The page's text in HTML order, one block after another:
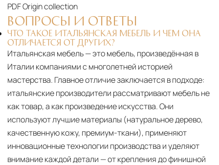
PDFOrigin collection
ВОПРОСЫ И ОТВЕТЫ
ЧТО ТАКОЕ ИТАЛЬЯНСКАЯ МЕБЕЛЬ И ЧЕМ ОНА
ОТЛИЧАЕТСЯ ОТ ДРУГИХ?
Итальянская мебель — это мебель, произведённая в
Италии компаниями с многолетней историей
мастерства. Главное отличие заключается в подходе:
итальянские производители рассматривают мебель не
как товар, а как произведение искусства. Они
используют лучшие материалы (натуральное дерево,
качественную кожу, премиум-ткани), применяют
инновационные технологии производства и уделяют
внимание каждой детали — от крепления до финишной